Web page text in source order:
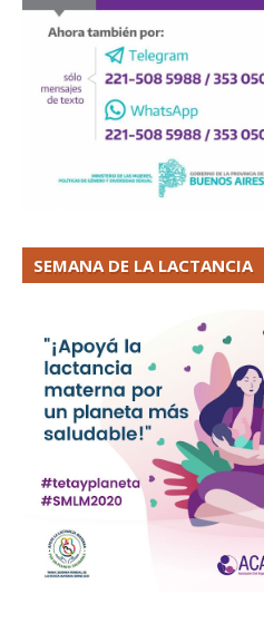
SEMANA DE LA LACTANCIA